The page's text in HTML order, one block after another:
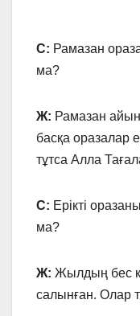
С: Рамазан
ма?
Ж: Рамазан
басқа оразалар
тұтса Алла
С: Ерікті
ма?
Ж: Жылдың бес
салынған. Олар